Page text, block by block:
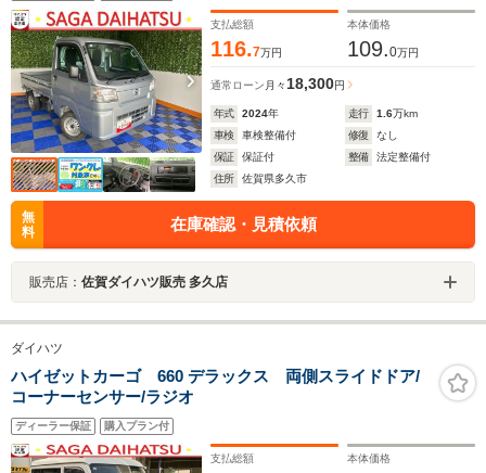
支払総額
116.7万円
本体価格
109.0万円
通常ローン 月々 18,300円
年式 2024年 走行 1.6万km
車検
車検整備付 修復
なし
保証
保証付 整備
法定整備付
住所
佐賀県多久市
無
料
在庫確認・見積依頼
販売店： 佐賀ダイハツ販売 多久店
ダイハツ
ハイゼットカーゴ 660 デラックス 両側スライドドア/
コーナーセンサー/ラジオ
ディーラー保証 購入プラン付
支払総額 本体価格